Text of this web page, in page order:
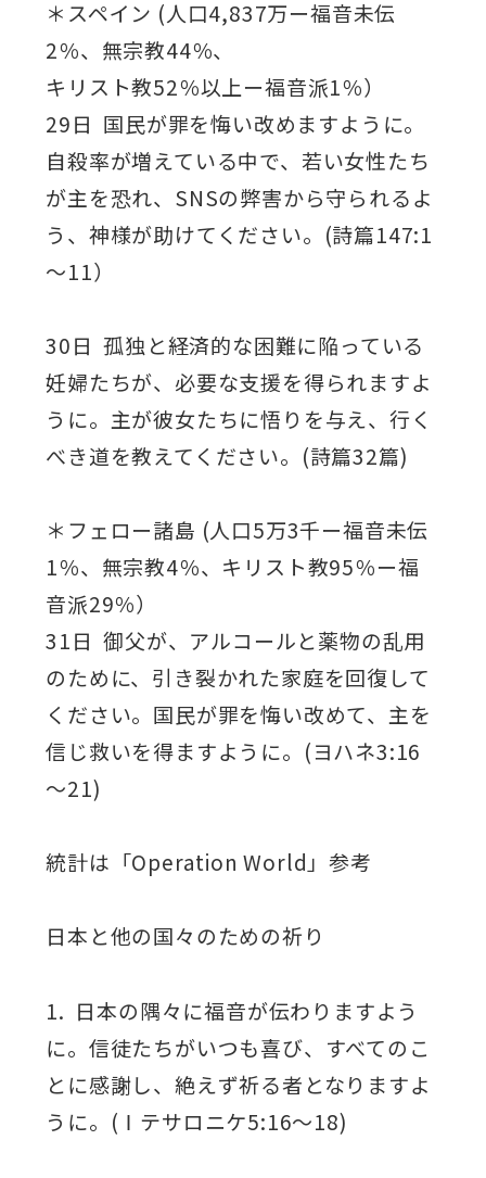
＊スペイン (人口4,837万ー福音未伝
2％、無宗教44％、
キリスト教52％以上ー福音派1％）
29日 国民が罪を悔い改めますように。
自殺率が増えている中で、若い女性たち
が主を恐れ、SNSの弊害から守られるよ
う、神様が助けてください。(詩篇147:1
～11）
30日 孤独と経済的な困難に陥っている
妊婦たちが、必要な支援を得られますよ
うに。主が彼女たちに悟りを与え、行く
べき道を教えてください。(詩篇32篇)
＊フェロー諸島 (人口5万3千ー福音未伝
1％、無宗教4％、キリスト教95％ー福
音派29％）
31日 御父が、アルコールと薬物の乱用
のために、引き裂かれた家庭を回復して
ください。国民が罪を悔い改めて、主を
信じ救いを得ますように。(ヨハネ3:16
～21)
統計は「Operation World」参考
日本と他の国々のための祈り
1. 日本の隅々に福音が伝わりますよう
に。信徒たちがいつも喜び、すべてのこ
とに感謝し、絶えず祈る者となりますよ
うに。(Ⅰテサロニケ5:16～18)